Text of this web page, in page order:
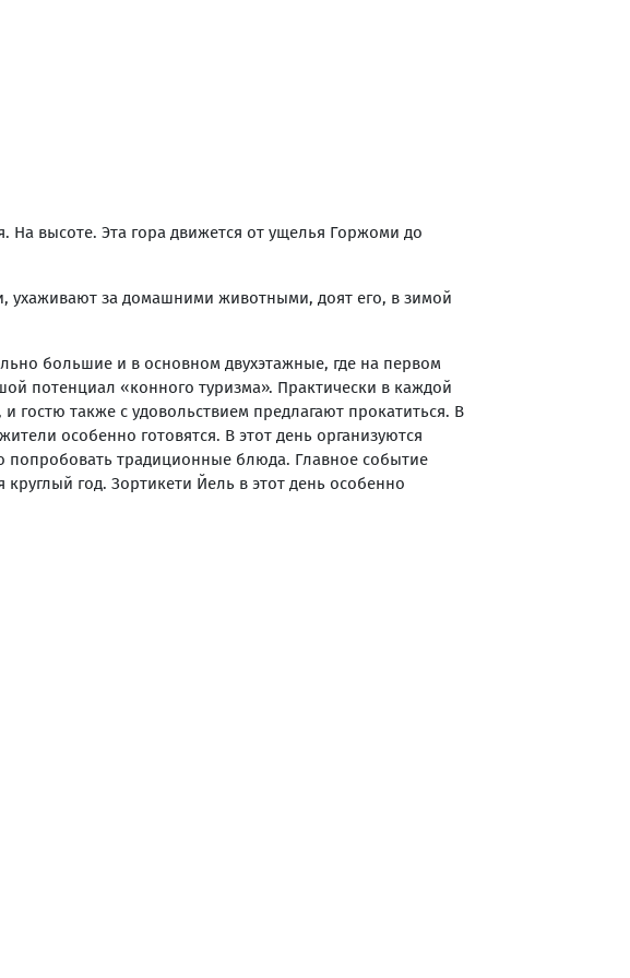
высоте. Эта гора движется от ущелья Горжоми до
ухаживают за домашними животными, доят его, в зимой
большие и в основном двухэтажные, где на первом
потенциал «конного туризма». Практически в каждой
гостю также с удовольствием предлагают прокатиться. В
особенно готовятся. В этот день организуются
традиционные блюда. Главное событие
год. Зортикети Йель в этот день особенно